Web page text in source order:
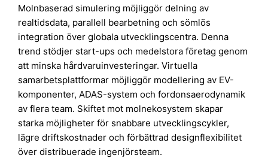
Molnbaserad simulering möjliggör delning av
realtidsdata, parallell bearbetning och sömlös
integration över globala utvecklingscentra. Denna
trend stödjer start-ups och medelstora företag genom
att minska hårdvaruinvesteringar. Virtuella
samarbetsplattformar möjliggör modellering av EV-
komponenter, ADAS-system och fordonsaerodynamik
av flera team. Skiftet mot molnekosystem skapar
starka möjligheter för snabbare utvecklingscykler,
lägre driftskostnader och förbättrad designflexibilitet
över distribuerade ingenjörsteam.